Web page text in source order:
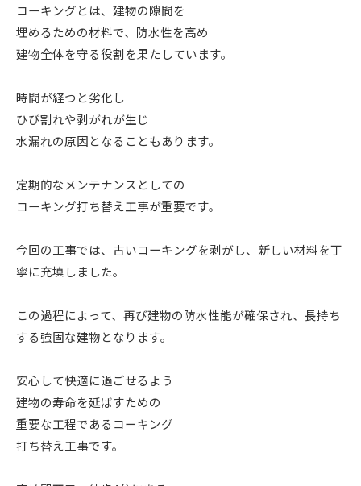
コーキングとは、建物の隙間を
埋めるための材料で、防水性を高め
建物全体を守る役割を果たしています。
時間が経つと劣化し
ひび割れや剥がれが生じ
水漏れの原因となることもあります。
定期的なメンテナンスとしての
コーキング打ち替え工事が重要です。
今回の工事では、古いコーキングを剥がし、新しい材料を丁
寧に充填しました。
この過程によって、再び建物の防水性能が確保され、長持ち
する強固な建物となります。
安心して快適に過ごせるよう
建物の寿命を延ばすための
重要な工程であるコーキング
打ち替え工事です。